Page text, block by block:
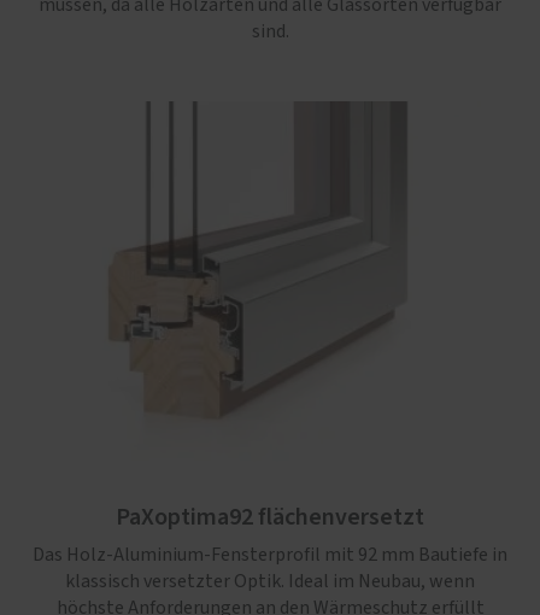
müssen, da alle Holzarten und alle Glassorten verfügbar
sind.
PaXoptima92 flächenversetzt
Das Holz-Aluminium-Fensterprofil mit 92 mm Bautiefe in
klassisch versetzter Optik. Ideal im Neubau, wenn
höchste Anforderungen an den Wärmeschutz erfüllt